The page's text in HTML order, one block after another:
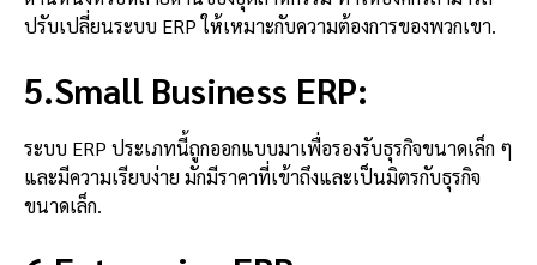
ปรับเปลี่ยนระบบ ERP ให้เหมาะกับความต้องการของพวกเขา.
5.Small Business ERP:
ระบบ ERP ประเภทนี้ถูกออกแบบมาเพื่อรองรับธุรกิจขนาดเล็ก ๆ
และมีความเรียบง่าย มักมีราคาที่เข้าถึงและเป็นมิตรกับธุรกิจ
ขนาดเล็ก.